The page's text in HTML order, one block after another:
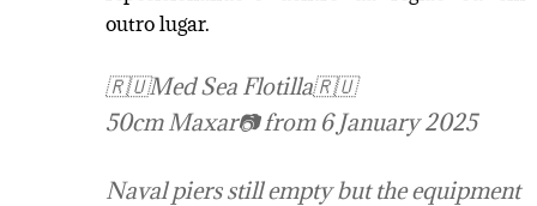
outro lugar.
🇷🇺Med Sea Flotilla🇷🇺
50cm Maxar📷 from 6 January 2025
Naval piers still empty but the equipment